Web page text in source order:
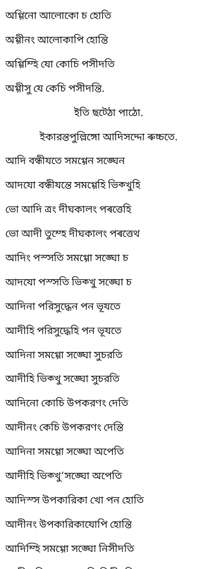
অগ্গিনো আলোকো চ হোতি
অগ্গীনং আলোকাপি হোন্তি
অগ্গিম্হি যো কোচি পসীদতি
অগ্গীসু যে কেচি পসীদন্তি.
ইতি ছট্ঠো পাঠো.
ইকারন্তপুল্লিঙ্গো আদিসদ্দো ৰুচ্চতে.
আদি বন্ধীযতে সমগ্গেন সঙ্ঘেন
আদযো বন্ধীযন্তে সমগ্গেহি ভিক্খুহি
ভো আদি ত্ৰং দীঘকালং পৰত্তেহি
ভো আদী তুম্হে দীঘকালং পৰত্তেথ
আদিং পস্সতি সমগ্গো সঙ্ঘো চ
আদযো পস্সতি ভিক্খু সঙ্ঘো চ
আদিনা পরিসুদ্ধেন পন ভূযতে
আদীহি পরিসুদ্ধেহি পন ভূযতে
আদিনা সমগ্গো সঙ্ঘো সুচরতি
আদীহি ভিক্খু সঙ্ঘো সুচরতি
আদিনো কোচি উপকরণং দেতি
আদীনং কেচি উপকরণং দেন্তি
আদিনা সমগ্গো সঙ্ঘো অপেতি
আদীহি ভিক্খু’সঙ্ঘো অপেতি
আদিস্সউপকারিকা খো পন হোতি
আদীনং উপকারিকাযোপি হোন্তি
আদিম্হি সমগ্গো সঙ্ঘো নিসীদতি